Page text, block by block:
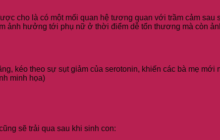
cho là có một mối quan hệ tương quan với trầm cảm
ảnh hưởng tới phụ nữ ở thời điểm dễ tổn thương mà còn
kéo theo sự sụt giảm của serotonin, khiến các bà mẹ mới
minh họa)
sẽ trải qua sau khi sinh con: